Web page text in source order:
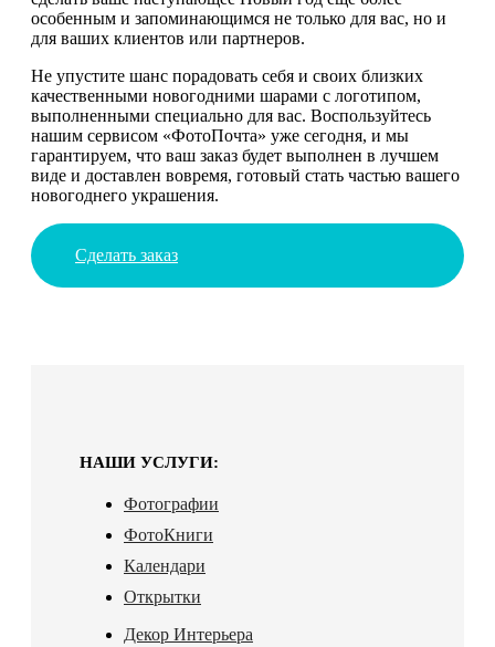
особенным и запоминающимся не только для вас, но и
для ваших клиентов или партнеров.
Не упустите шанс порадовать себя и своих близких
качественными новогодними шарами с логотипом,
выполненными специально для вас. Воспользуйтесь
нашим сервисом «ФотоПочта» уже сегодня, и мы
гарантируем, что ваш заказ будет выполнен в лучшем
виде и доставлен вовремя, готовый стать частью вашего
новогоднего украшения.
Сделать заказ
НАШИ УСЛУГИ:
Фотографии
ФотоКниги
Календари
Открытки
Декор Интерьера